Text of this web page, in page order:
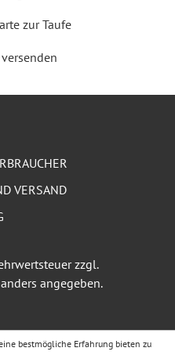
zur Taufe
VERSAND
zzgl.
angegeben.
bestmögliche Erfahrung bieten zu